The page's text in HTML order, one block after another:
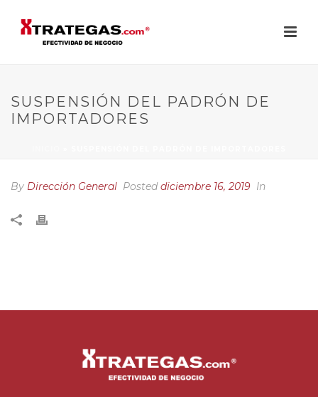
SUSPENSIÓN DEL PADRÓN DE
IMPORTADORES
By Dirección General Posteddiciembre 16, 2019 In